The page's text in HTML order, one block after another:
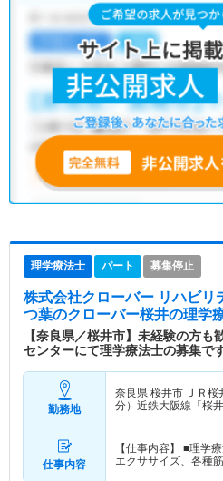
理学療法士 パート 募集停止
株式会社クローバー リハビリ
つ葉のクローバー桜井の理学
【奈良県／桜井市】未経験の方も
センターにて理学療法士の募集で
勤務地
奈良県 桜井市 ＪＲ
分）近鉄大阪線「桜
仕事内容
【仕事内容】 ■理学
エクササイズ、各種